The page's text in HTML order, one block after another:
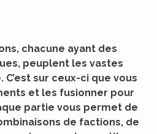
chacune ayant des
peuplent les vastes
sur ceux-ci que vous
et les fusionner pour
partie vous permet de
de factions, de